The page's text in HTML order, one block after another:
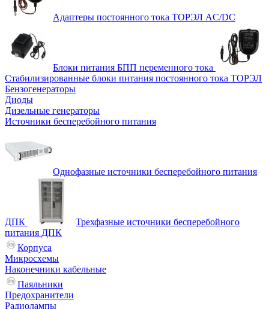
Адаптеры постоянного тока ТОРЭЛ AC/DC
Блоки питания БПП переменного тока
Стабилизированные блоки питания постоянного тока ТОРЭЛ
Бензогенераторы
Диоды
Дизельные генераторы
Источники бесперебойного питания
Однофазные источники бесперебойного питания
ДПК
Трехфазные источники бесперебойного
питания ДПК
Корпуса
Микросхемы
Наконечники кабельные
Паяльники
Предохранители
Радиолампы